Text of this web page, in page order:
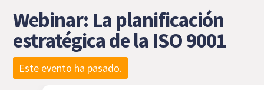
Webinar: La planificación
estratégica de la ISO 9001
Este evento ha pasado.